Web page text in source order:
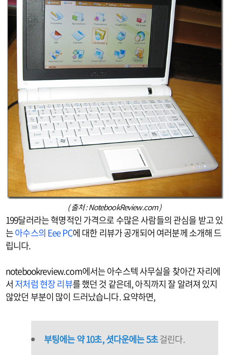
( 출처 : NotebookReview.com )
199달러라는 혁명적인 가격으로 수많은 사람들의 관심을 받고 있
는아수스의 Eee PC에 대한 리뷰가 공개되어 여러분께 소개해 드
립니다.
notebookreview.com에서는 아수스텍 사무실을 찾아간 자리에
서 저처럼 현장 리뷰를 했던 것 같은데, 아직까지 잘 알려져 있지
않았던 부분이 많이 드러났습니다. 요약하면,
부팅에는 약 10초, 셧다운에는 5초걸린다.